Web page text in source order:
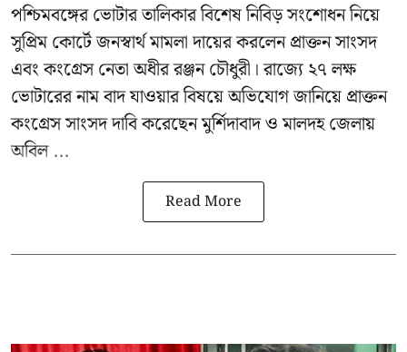
পশ্চিমবঙ্গেরভোটার তালিকার বিশেষ নিবিড় সংশোধননিয়ে
সুপ্রিম কোর্টে জনস্বার্থ মামলা দায়ের করলেন প্রাক্তন সাংসদ
এবংকংগ্রেস নেতা অধীর রঞ্জন চৌধুরী । রাজ্যে ২৭ লক্ষ
ভোটারের নাম বাদ যাওয়ার বিষয়ে অভিযোগ জানিয়ে প্রাক্তন
কংগ্রেস সাংসদ দাবি করেছেন মুর্শিদাবাদ ও মালদহ জেলায়
অবিল ...
Read More